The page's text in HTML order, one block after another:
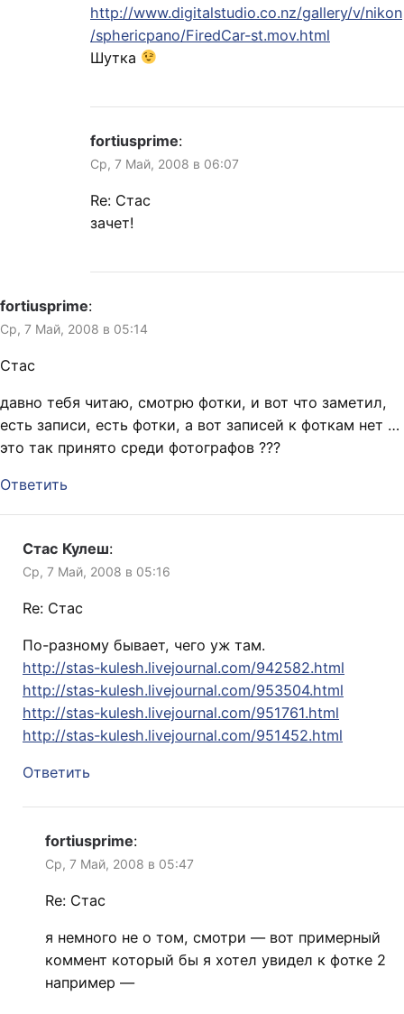
http://www.digitalstudio.co.nz/gallery/v/nikon
/sphericpano/FiredCar-st.mov.html
Шутка
fortiusprime:
Ср, 7 Май, 2008 в 06:07
Re: Стас
зачет!
fortiusprime:
Ср, 7 Май, 2008 в 05:14
Стас
давно тебя читаю, смотрю фотки, и вот что заметил,
есть записи, есть фотки, а вот записей к фоткам нет …
это так принято среди фотографов ???
Ответить
Стас Кулеш:
Ср, 7 Май, 2008 в 05:16
Re: Стас
По-разному бывает, чего уж там.
http://stas-kulesh.livejournal.com/942582.html
http://stas-kulesh.livejournal.com/953504.html
http://stas-kulesh.livejournal.com/951761.html
http://stas-kulesh.livejournal.com/951452.html
Ответить
fortiusprime:
Ср, 7 Май, 2008 в 05:47
Re: Стас
я немного не о том, смотри — вот примерный
коммент который бы я хотел увидел к фотке 2
например —